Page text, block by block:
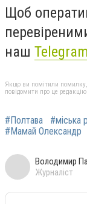
Щоб
наш Telegram
Якщо ви помітили помилку,
повідомити про це редакцію
#Полтава #міська
#Мамай Олександр
Володимир
Журналіст